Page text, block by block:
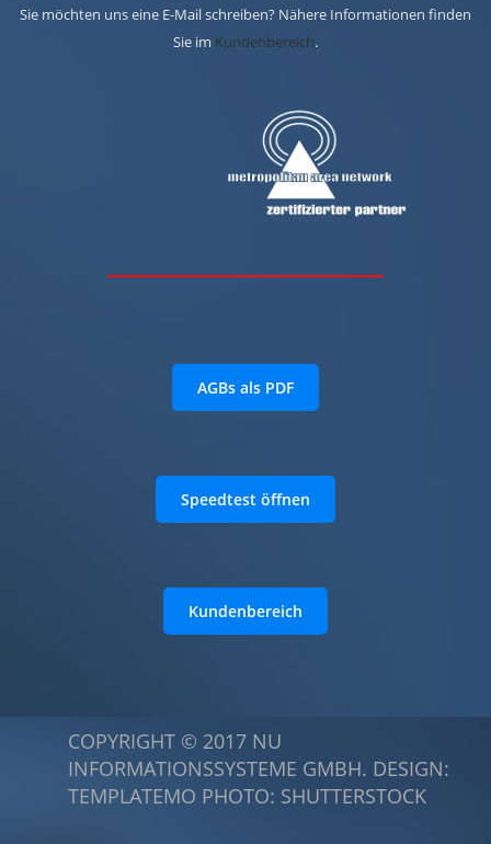
Sie möchten uns eine E-Mail schreiben? Nähere Informationen finden
Sie im Kundenbereich.
AGBs als PDF
Speedtest öffnen
Kundenbereich
COPYRIGHT © 2017 NU
INFORMATIONSSYSTEME GMBH. DESIGN:
TEMPLATEMO PHOTO: SHUTTERSTOCK